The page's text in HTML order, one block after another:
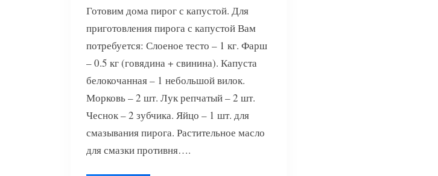
Готовим дома пирог с капустой. Для
приготовления пирога с капустой Вам
потребуется: Слоеное тесто – 1 кг. Фарш
– 0.5 кг (говядина + свинина). Капуста
белокочанная – 1 небольшой вилок.
Морковь – 2 шт. Лук репчатый – 2 шт.
Чеснок – 2 зубчика. Яйцо – 1 шт. для
смазывания пирога. Растительное масло
для смазки противня….